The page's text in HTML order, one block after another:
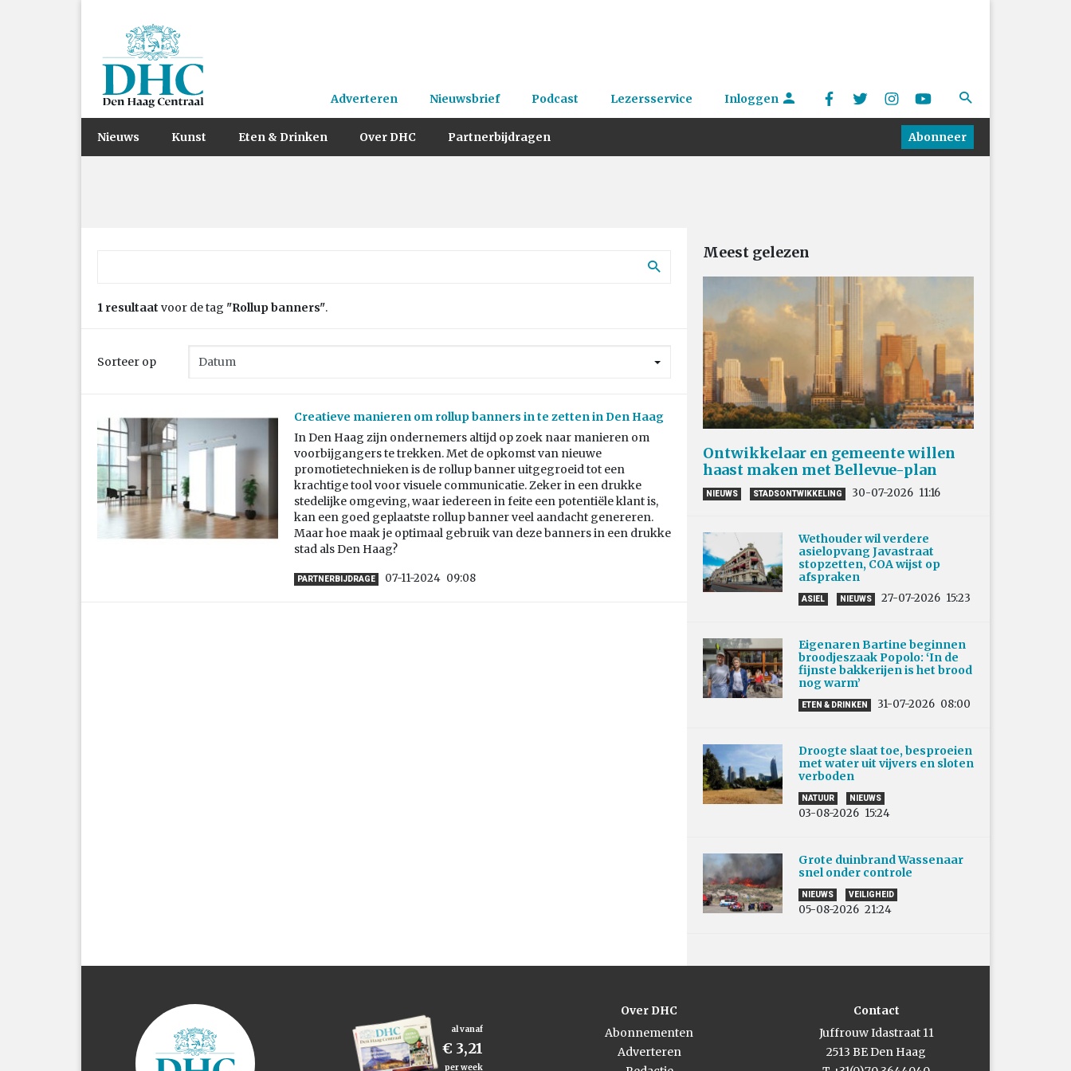
Adverteren Nieuwsbrief Podcast Lezersservice Inloggen
Nieuws Kunst Eten & Drinken Over DHC Partnerbijdragen Abonneer
1 resultaat voor de tag "Rollup banners".
Sorteer op
Creatieve manieren om rollup banners in te zetten in Den Haag
In Den Haag zijn ondernemers altijd op zoek naar manieren om
voorbijgangers te trekken. Met de opkomst van nieuwe
promotietechnieken is de rollup banner uitgegroeid tot een
krachtige tool voor visuele communicatie. Zeker in een drukke
stedelijke omgeving, waar iedereen in feite een potentiële klant is,
kan een goed geplaatste rollup banner veel aandacht genereren.
Maar hoe maak je optimaal gebruik van deze banners in een drukke
stad als Den Haag?
PARTNERBIJDRAGE 07-11-2024 09:08
Meest gelezen
Ontwikkelaar en gemeente willen
haast maken met Bellevue-plan
NIEUWS STADSONTWIKKELING 30-07-2026 11:16
Wethouder wil verdere
asielopvang Javastraat
stopzetten, COA wijst op
afspraken
ASIEL NIEUWS 27-07-2026 15:23
Eigenaren Bartine beginnen
broodjeszaak Popolo: ‘In de
fijnste bakkerijen is het brood
nog warm’
ETEN & DRINKEN 31-07-2026 08:00
Droogte slaat toe, besproeien
met water uit vijvers en sloten
verboden
NATUUR NIEUWS
03-08-2026 15:24
Grote duinbrand Wassenaar
snel onder controle
NIEUWS VEILIGHEID
05-08-2026 21:24
al vanaf
€ 3,21
per week
Over DHC
Abonnementen
Adverteren
Contact
Juffrouw Idastraat 11
2513 BE Den Haag